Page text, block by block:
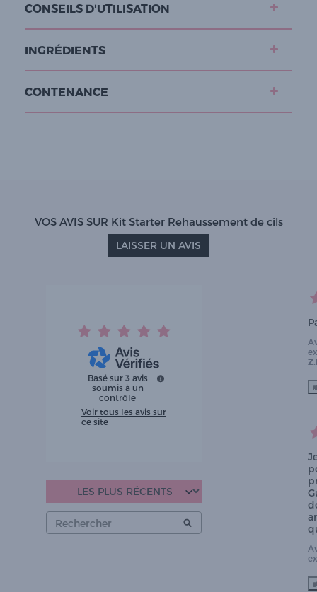
CONSEILS D'UTILISATION
INGRÉDIENTS
CONTENANCE
VOS AVIS SUR Kit Starter Rehaussement de cils
LAISSER UN AVIS
Basé sur 3 avis
soumis à un
contrôle
Voir tous les avis sur
ce site